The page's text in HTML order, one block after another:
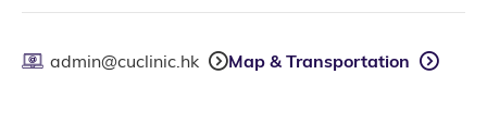
admin@cuclinic.hk Map & Transportation